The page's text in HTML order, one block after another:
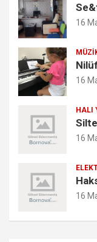
16
16
HALI
16
16